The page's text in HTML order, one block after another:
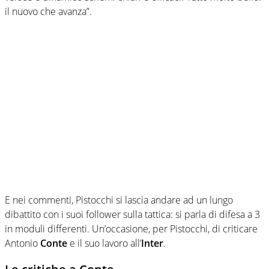
il nuovo che avanza”.
E nei commenti, Pistocchi si lascia andare ad un lungo
dibattito con i suoi follower sulla tattica: si parla di difesa a 3
in moduli differenti. Un’occasione, per Pistocchi, di criticare
Antonio Conte e il suo lavoro all’Inter.